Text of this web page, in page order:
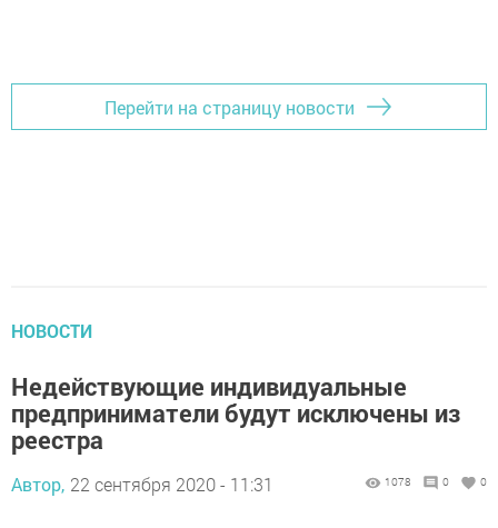
Перейти на страницу новости
НОВОСТИ
Недействующие индивидуальные
предприниматели будут исключены из
реестра
Автор, 22 сентября 2020 - 11:31 1078 0 0